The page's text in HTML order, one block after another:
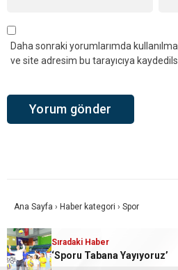
Sıradaki Haber
MİY TRANSFERLERE DEVAM
Sıradaki Haber
Beren Akış’tan Bronz
Sıradaki Haber
‘Sporu Tabana Yayıyoruz’
Daha sonraki yorumlarımda
ve site adresim bu tarayıcıya
Ana Sayfa › Haber kategori › Spor
MSK SEZONU